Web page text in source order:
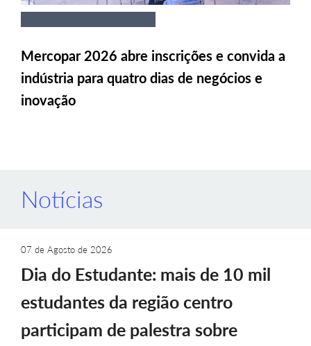
Mercopar 2026 abre inscrições e convida a
indústria para quatro dias de negócios e
inovação
Notícias
07 de Agosto de 2026
Dia do Estudante: mais de 10 mil
estudantes da região centro
participam de palestra sobre